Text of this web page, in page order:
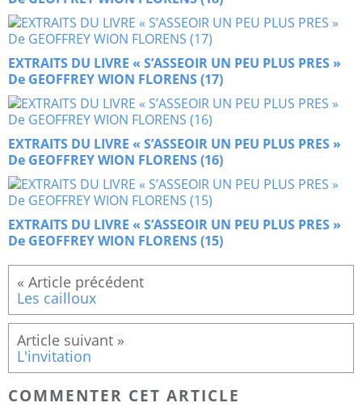
EXTRAITS DU LIVRE « S’ASSEOIR UN PEU PLUS PRES »
De GEOFFREY WION FLORENS (17)
EXTRAITS DU LIVRE « S’ASSEOIR UN PEU PLUS PRES »
De GEOFFREY WION FLORENS (16)
EXTRAITS DU LIVRE « S’ASSEOIR UN PEU PLUS PRES »
De GEOFFREY WION FLORENS (15)
Les cailloux
L'invitation
COMMENTER CET ARTICLE